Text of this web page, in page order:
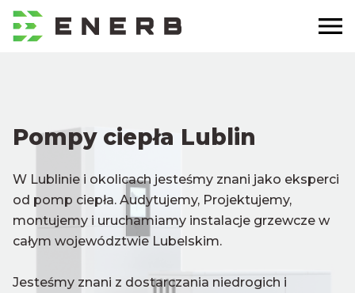
Pompy ciepła Lublin
W Lublinie i okolicach jesteśmy znani jako eksperci
od pomp ciepła. Audytujemy, Projektujemy,
montujemy i uruchamiamy instalacje grzewcze w
całym województwie Lubelskim.
Jesteśmy znani z dostarczania niedrogich i